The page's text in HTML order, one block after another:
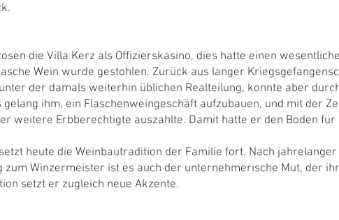
die Villa Kerz als Offizierskasino, dies hatte einen
Wein wurde gestohlen. Zurück aus langer
der damals weiterhin üblichen Realteilung, konnte aber
ihm, ein Flaschenweingeschäft aufzubauen, und mit der
weitere Erbberechtigte auszahlte. Damit hatte er den Boden
heute die Weinbautradition der Familie fort. Nach
Winzermeister ist es auch der unternehmerische Mut, der
setzt er zugleich neue Akzente.